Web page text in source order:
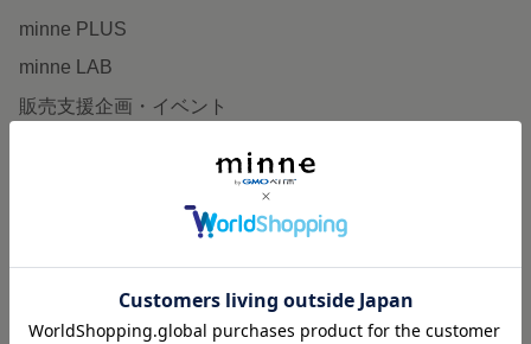
minne PLUS
minne LAB
販売支援企画・イベント
minneとものづくりと
minneの本